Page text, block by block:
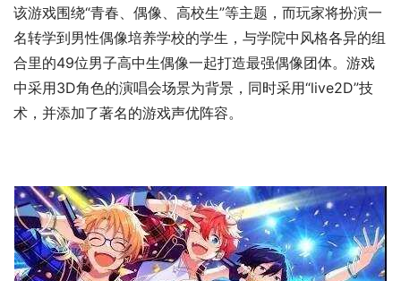
该游戏围绕“青春、偶像、高校生”等主题，而玩家将扮演一
名转学到男性偶像培养学校的学生，与学院中风格各异的组
合里的49位男子高中生偶像一起打造最强偶像团体。游戏
中采用3D角色的演唱会场景为背景，同时采用“live2D”技
术，并添加了著名的游戏声优阵容。